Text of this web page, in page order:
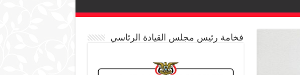
فخامة رئيس مجلس القيادة الرئاسي